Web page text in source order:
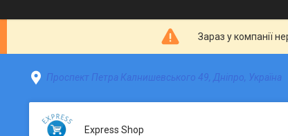
Зараз у компанії
Проспект Петра Калнишевського 49, Дніпро, Україна
Express Shop